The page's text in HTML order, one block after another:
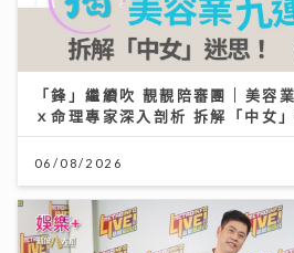
「鋒」繼續吹 靚靚陪審團 | 美容
ｘ命理專家深入剖析 拆解「中女
06/08/2026